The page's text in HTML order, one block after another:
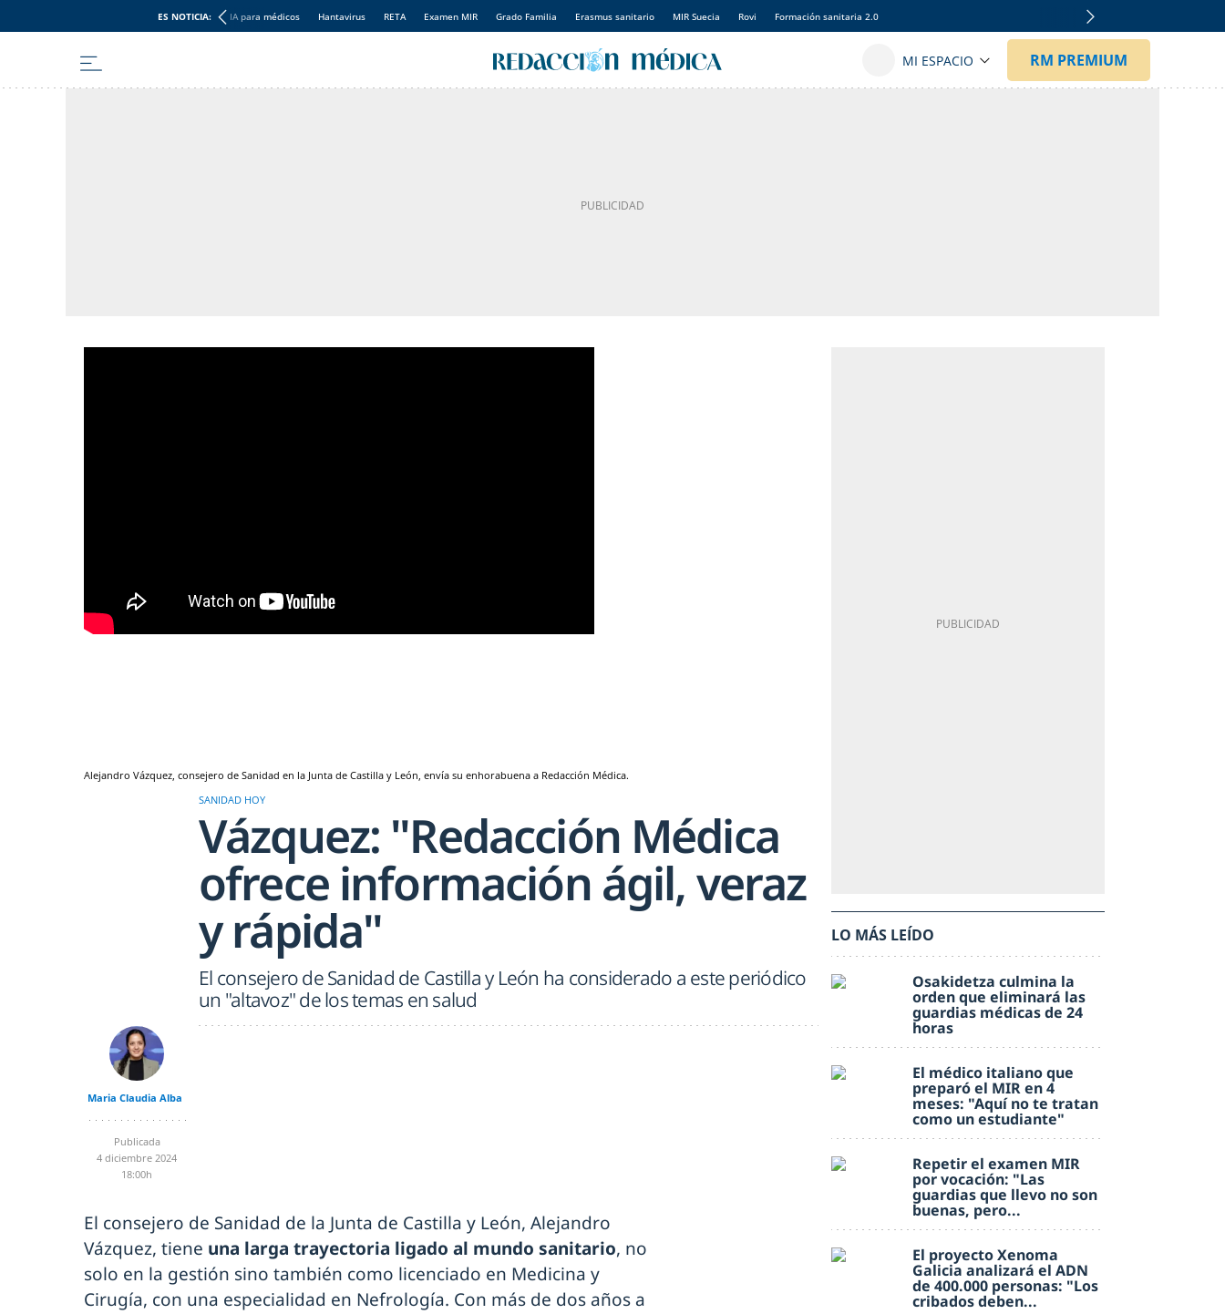
ES NOTICIA: IA para médicos Hantavirus RETA Examen MIR Grado Familia Erasmus sanitario MIR Suecia Rovi Formación sanitaria 2.0
Alejandro Vázquez, consejero de Sanidad en la Junta de Castilla y León, envía su enhorabuena a Redacción Médica.
SANIDAD HOY
Vázquez: "Redacción Médica
ofrece información ágil, veraz
y rápida"
El consejero de Sanidad de Castilla y León ha considerado a este periódico
un "altavoz" de los temas en salud
Maria Claudia Alba
Publicada
4 diciembre 2024
18:00h
El consejero de Sanidad de la Junta de Castilla y León, Alejandro
Vázquez, tiene una larga trayectoria ligado al mundo sanitario, no
solo en la gestión sino también como licenciado en Medicina y
Cirugía, con una especialidad en Nefrología. Con más de dos años a
LO MÁS LEÍDO
Osakidetza culmina la
orden que eliminará las
guardias médicas de 24
horas
El médico italiano que
preparó el MIR en 4
meses: "Aquí no te tratan
como un estudiante"
Repetir el examen MIR
por vocación: "Las
guardias que llevo no son
buenas, pero...
El proyecto Xenoma
Galicia analizará el ADN
de 400.000 personas: "Los
cribados deben...